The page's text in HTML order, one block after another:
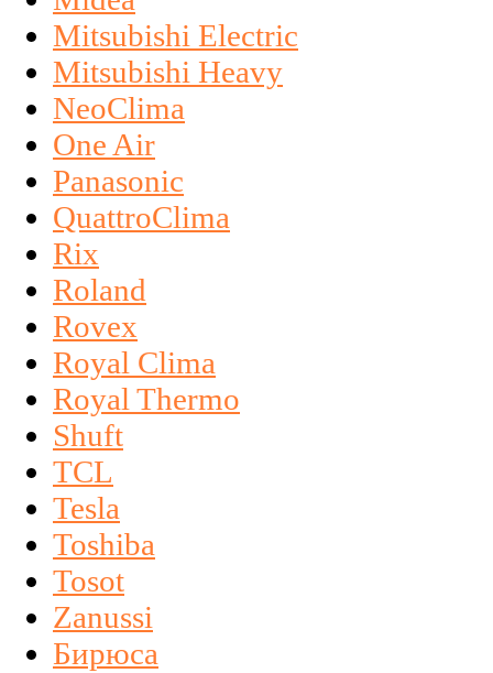
Mitsubishi Electric
Mitsubishi Heavy
NeoClima
One Air
Panasonic
QuattroClima
Rix
Roland
Rovex
Royal Clima
Royal Thermo
Shuft
TCL
Tesla
Toshiba
Tosot
Zanussi
Бирюса